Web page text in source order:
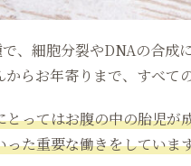
、細胞分裂やDNAの合成
らお年寄りまで、すべて
とってはお腹の中の胎児が
た重要な働きをしていま